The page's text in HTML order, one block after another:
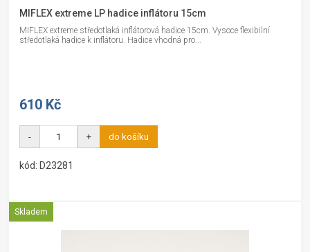
MIFLEX extreme LP hadice inflátoru 15cm
MIFLEX extreme středotlaká inflátorová hadice 15cm. Vysoce flexibilní
středotlaká hadice k inflátoru. Hadice vhodná pro...
610 Kč
- + do košíku
kód: D23281
Skladem